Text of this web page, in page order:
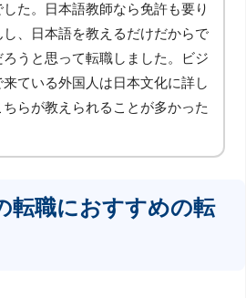
した。日本語教師なら免許も要り
し、日本語を教えるだけだからで
ろうと思って転職しました。ビジ
来ている外国人は日本文化に詳し
ちらが教えられることが多かった
転職におすすめの転